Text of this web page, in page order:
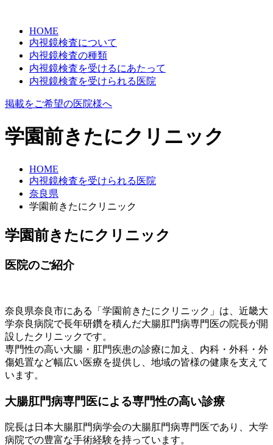
HOME
内視鏡検査について
内視鏡検査の種類
内視鏡検査を受けるにあたって
内視鏡検査を受けられる医院
掲載をご希望の医院様へ
学園前きたにクリニック
HOME
内視鏡検査を受けられる医院
奈良県
学園前きたにクリニック
学園前きたにクリニック
医院のご紹介
奈良県奈良市にある「学園前きたにクリニック」は、近畿大
学奈良病院で長年研鑽を積んだ大腸肛門病専門医の院長が開
設したクリニックです。
専門性の高い大腸・肛門疾患の診療に加え、内科・外科・外
傷処置など幅広い医療を提供し、地域の皆様の健康を支えて
います。
大腸肛門病専門医による専門性の高い診療
院長は日本大腸肛門病学会の大腸肛門病専門医であり、大学
病院での豊富な手術経験を持っています。